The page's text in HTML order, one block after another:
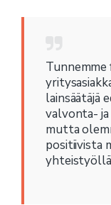
Tunnemme
lainsäätäjä
valvonta-
mutta
positiivista